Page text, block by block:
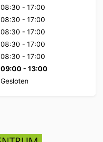
08:30 - 17:00
08:30 - 17:00
08:30 - 17:00
08:30 - 17:00
08:30 - 17:00
09:00 - 13:00
Gesloten